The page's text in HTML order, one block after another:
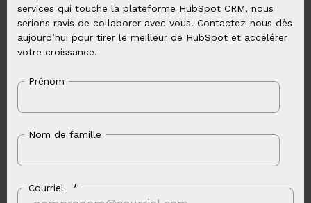
services qui touche la plateforme HubSpot CRM, nous
serions ravis de collaborer avec vous. Contactez-nous dès
aujourd’hui pour tirer le meilleur de HubSpot et accélérer
votre croissance.
Prénom
Nom de famille
Courriel *